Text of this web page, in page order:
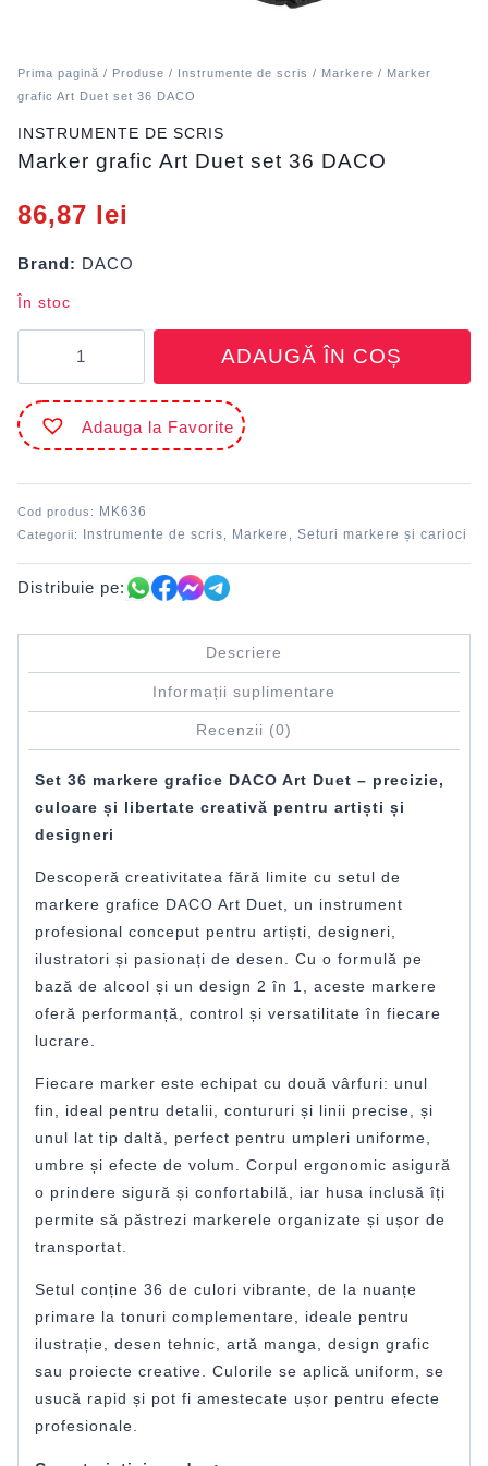
Prima pagină / Produse / Instrumente de scris / Markere / Marker
grafic Art Duet set 36 DACO
INSTRUMENTE DE SCRIS
Marker grafic Art Duet set 36 DACO
86,87 lei
Brand: DACO
În stoc
grafic
Art
Duet
set
ADAUGĂ ÎN COȘ
Adauga la Favorite
Cod produs: MK636
Categorii: Instrumente de scris Markere Seturi markere și carioci
Distribuie pe:
Descriere
Informații suplimentare
Recenzii (0)
Set 36 markere grafice DACO Art Duet – precizie,
culoare și libertate creativă pentru artiști și
designeri
Descoperă creativitatea fără limite cu setul de
markere grafice DACO Art Duet, un instrument
profesional conceput pentru artiști, designeri,
ilustratori și pasionați de desen. Cu o formulă pe
bază de alcool și un design 2 în 1, aceste markere
oferă performanță, control și versatilitate în fiecare
lucrare.
Fiecare marker este echipat cu două vârfuri: unul
fin, ideal pentru detalii, contururi și linii precise, și
unul lat tip daltă, perfect pentru umpleri uniforme,
umbre și efecte de volum. Corpul ergonomic asigură
o prindere sigură și confortabilă, iar husa inclusă îți
permite să păstrezi markerele organizate și ușor de
transportat.
Setul conține 36 de culori vibrante, de la nuanțe
primare la tonuri complementare, ideale pentru
ilustrație, desen tehnic, artă manga, design grafic
sau proiecte creative. Culorile se aplică uniform, se
usucă rapid și pot fi amestecate ușor pentru efecte
profesionale.